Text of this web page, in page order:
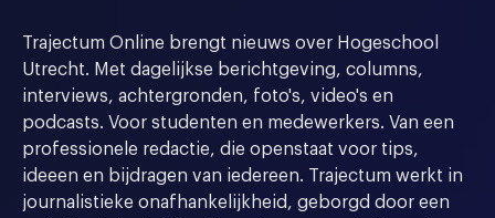
Trajectum Online brengt nieuws over Hogeschool
Utrecht. Met dagelijkse berichtgeving, columns,
interviews, achtergronden, foto's, video's en
podcasts. Voor studenten en medewerkers. Van een
professionele redactie, die openstaat voor tips,
ideeen en bijdragen van iedereen. Trajectum werkt in
journalistieke onafhankelijkheid, geborgd door een